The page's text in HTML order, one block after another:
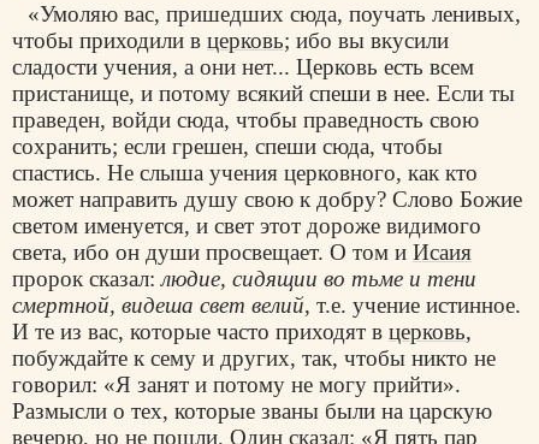
«Умоляю вас, пришедших сюда, поучать ленивых,
чтобы приходили в церковь; ибо вы вкусили
сладости учения, а они нет... Церковь есть всем
пристанище, и потому всякий спеши в нее. Если ты
праведен, войди сюда, чтобы праведность свою
сохранить; если грешен, спеши сюда, чтобы
спастись. Не слыша учения церковного, как кто
может направить душу свою к добру? Слово Божие
светом именуется, и свет этот дороже видимого
света, ибо он души просвещает. О том и Исаия
пророк сказал:людие, сидящии во тьме и тени
смертной, видеша свет велий, т.е. учение истинное.
И те из вас, которые часто приходят в церковь,
побуждайте к сему и других, так, чтобы никто не
говорил: «Я занят и потому не могу прийти».
Размысли о тех, которые званы были на царскую
вечерю, но не пошли. Один сказал: «Я пять пар